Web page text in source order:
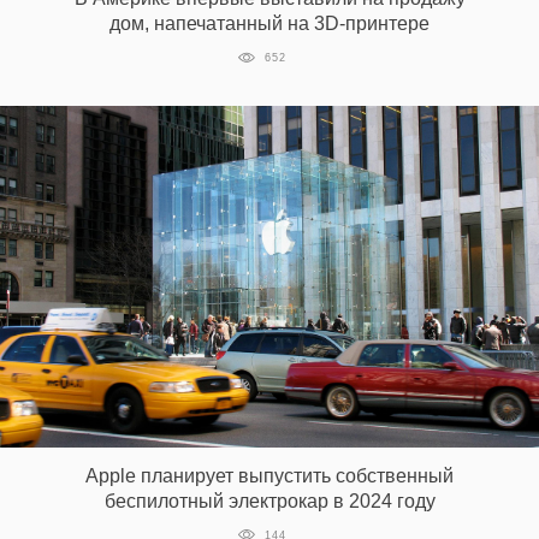
дом, напечатанный на 3D-принтере
652
Apple планирует выпустить собственный
беспилотный электрокар в 2024 году
144